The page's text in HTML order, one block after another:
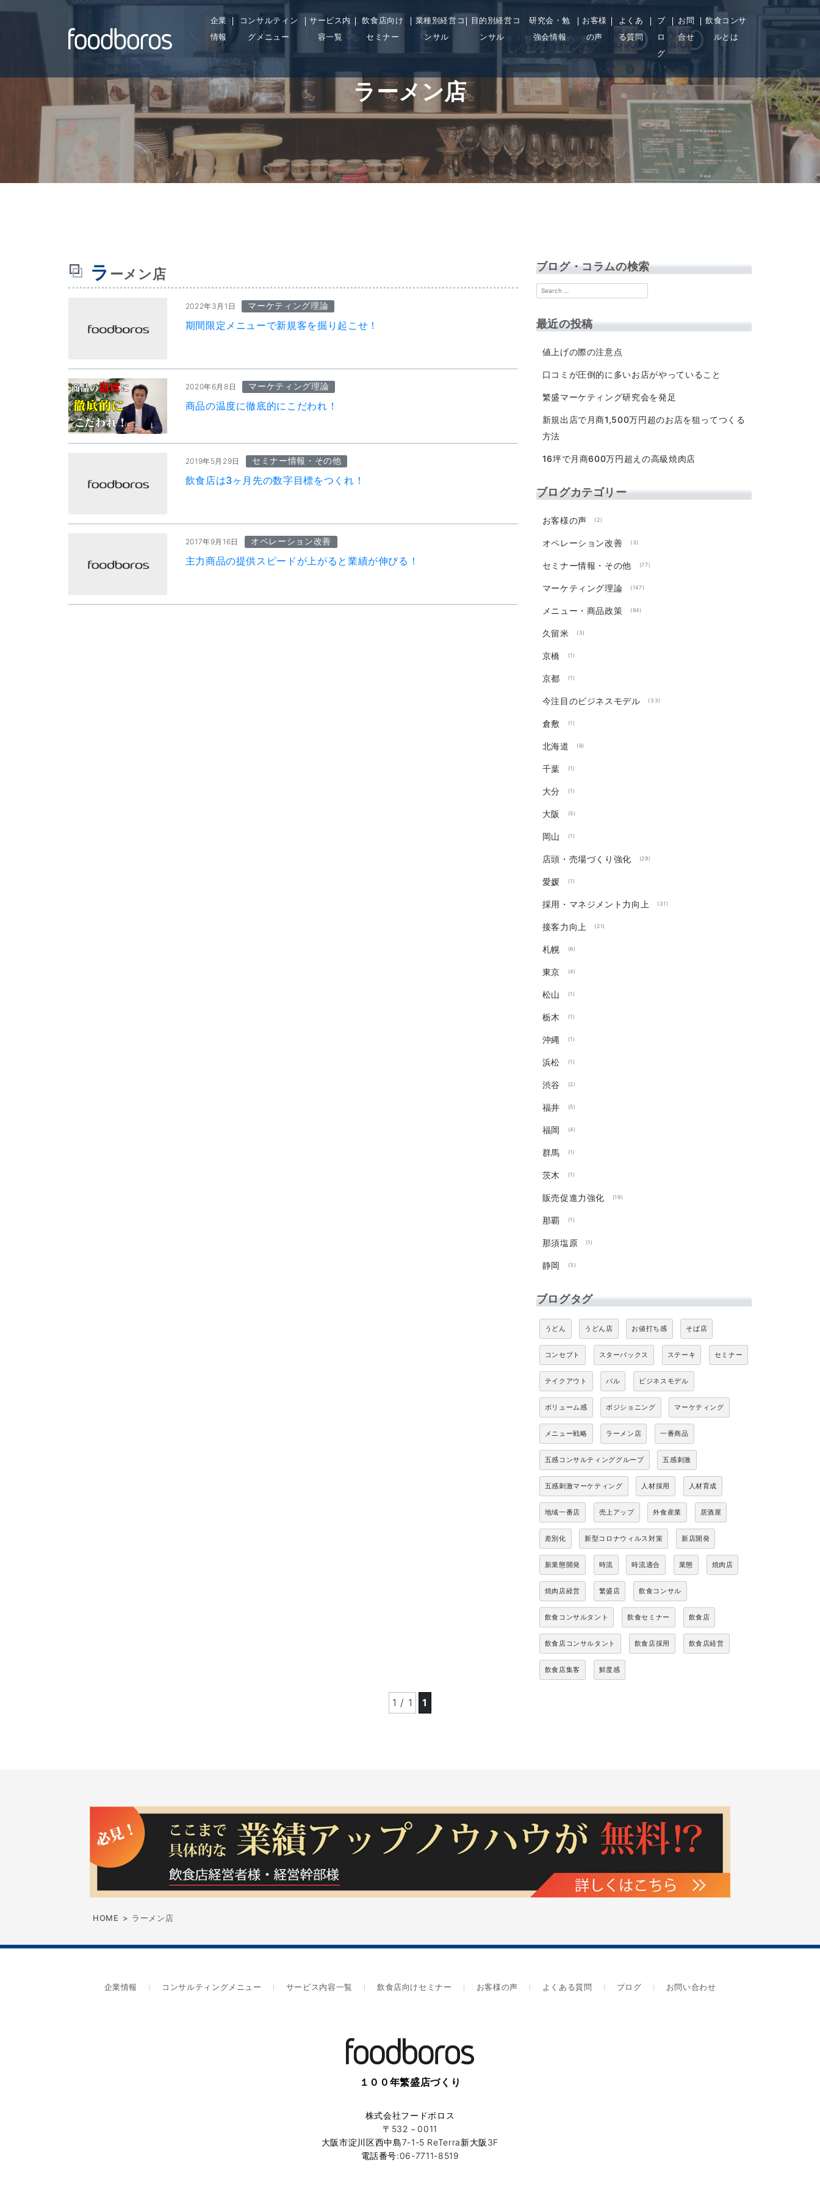
企業
情報
コンサルティン
グメニュー
サービス内
容一覧
飲食店向け
セミナー
業種別経営コ
ンサル
目的別経営コ
ンサル
研究会・勉
強会情報
お客様
の声
よくあ
る質問
ブ
ロ
グ
お問
合せ
飲食コンサ
ルとは
ラーメン店
ラ ーメン店
2022年3月1日 マーケティング理論
期間限定メニューで新規客を掘り起こせ！
2020年6月8日 マーケティング理論
商品の温度に徹底的にこだわれ！
2019年5月29日 セミナー情報・その他
飲食店は3ヶ月先の数字目標をつくれ！
2017年9月16日 オペレーション改善
主力商品の提供スピードが上がると業績が伸びる！
ブログ・コラムの検索
最近の投稿
値上げの際の注意点
口コミが圧倒的に多いお店がやっていること
繁盛マーケティング研究会を発足
新規出店で月商1,500万円超のお店を狙ってつくる
方法
16坪で月商600万円超えの高級焼肉店
ブログカテゴリー
お客様の声 (2)
オペレーション改善 (3)
セミナー情報・その他 (77)
マーケティング理論 (147)
メニュー・商品政策 (84)
久留米 (3)
京橋 (1)
京都 (1)
今注目のビジネスモデル (33)
倉敷 (1)
北海道 (6)
千葉 (1)
大分 (1)
大阪 (5)
岡山 (1)
店頭・売場づくり強化 (29)
愛媛 (1)
採用・マネジメント力向上 (31)
接客力向上 (21)
札幌 (6)
東京 (4)
松山 (1)
栃木 (1)
沖縄 (1)
浜松 (1)
渋谷 (2)
福井 (5)
福岡 (4)
群馬 (1)
茨木 (1)
販売促進力強化 (19)
那覇 (1)
那須塩原 (1)
静岡 (3)
ブログタグ
うどん うどん店 お値打ち感 そば店
コンセプト スターバックス ステーキ セミナー
テイクアウト バル ビジネスモデル
ボリューム感 ポジショニング マーケティング
メニュー戦略 ラーメン店 一番商品
五感コンサルティンググループ 五感刺激
五感刺激マーケティング 人材採用 人材育成
地域一番店 売上アップ 外食産業 居酒屋
差別化 新型コロナウィルス対策 新店開発
新業態開発 時流 時流適合 業態 焼肉店
焼肉店経営 繁盛店 飲食コンサル
飲食コンサルタント 飲食セミナー 飲食店
飲食店コンサルタント 飲食店採用 飲食店経営
飲食店集客 鮮度感
1 / 1 1
HOME > ラーメン店
企業情報 コンサルティングメニュー サービス内容一覧 飲食店向けセミナー お客様の声 よくある質問 ブログ お問い合わせ
１００年繁盛店づくり
株式会社フードボロス
〒532－0011
大阪市淀川区西中島7-1-5 ReTerra新大阪3F
電話番号:06-7711-8519